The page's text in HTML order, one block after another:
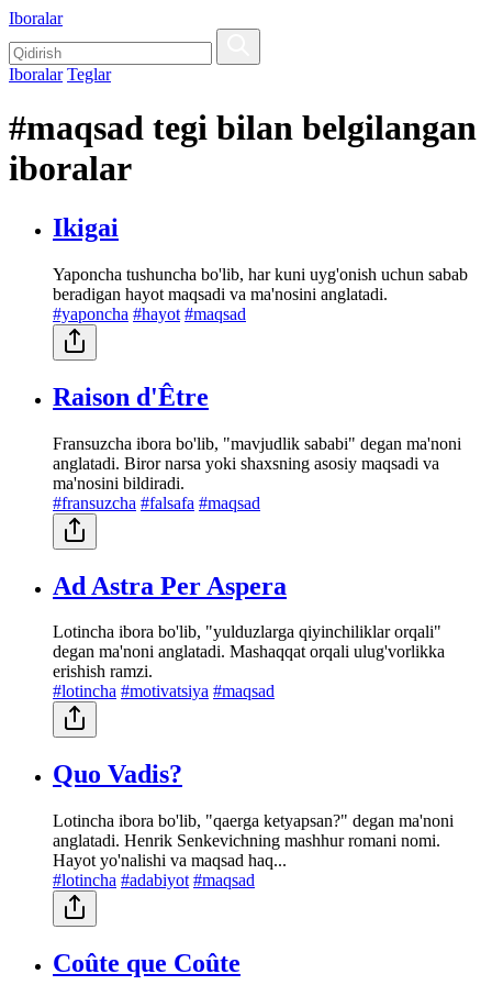
Iboralar
Iboralar Teglar
#maqsad tegi bilan belgilangan
iboralar
Ikigai
Yaponcha tushuncha bo'lib, har kuni uyg'onish uchun sabab
beradigan hayot maqsadi va ma'nosini anglatadi.
#yaponcha #hayot #maqsad
Raison d'Être
Fransuzcha ibora bo'lib, "mavjudlik sababi" degan ma'noni
anglatadi. Biror narsa yoki shaxsning asosiy maqsadi va
ma'nosini bildiradi.
#fransuzcha #falsafa #maqsad
Ad Astra Per Aspera
Lotincha ibora bo'lib, "yulduzlarga qiyinchiliklar orqali"
degan ma'noni anglatadi. Mashaqqat orqali ulug'vorlikka
erishish ramzi.
#lotincha #motivatsiya #maqsad
Quo Vadis?
Lotincha ibora bo'lib, "qaerga ketyapsan?" degan ma'noni
anglatadi. Henrik Senkevichning mashhur romani nomi.
Hayot yo'nalishi va maqsad haq...
#lotincha #adabiyot #maqsad
Coûte que Coûte